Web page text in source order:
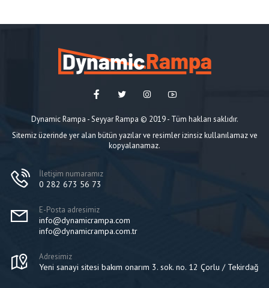
Dynamic Rampa - Seyyar Rampa © 2019 - Tüm hakları saklıdır.
Sitemiz üzerinde yer alan bütün yazılar ve resimler izinsiz kullanılamaz ve
kopyalanamaz.
İletişim numaramız
0 282 673 56 73
E-Posta adresimiz
info@dynamicrampa.com
info@dynamicrampa.com.tr
Adresimiz
Yeni sanayi sitesi bakım onarım 3. sok. no. 12 Çorlu / Tekirdağ